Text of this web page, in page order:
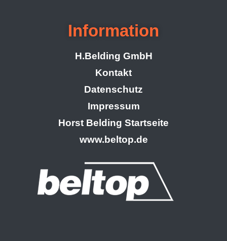
Information
H.Belding GmbH
Kontakt
Datenschutz
Impressum
Horst Belding Startseite
www.beltop.de